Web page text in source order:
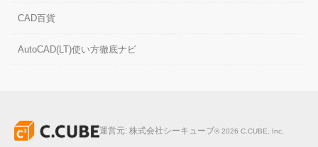
CAD百貨
AutoCAD(LT)使い方徹底ナビ
運営元: 株式会社シーキューブ© 2026 C.CUBE, Inc.